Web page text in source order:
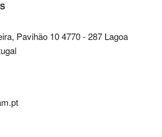
Pavihão 10 4770 - 287 Lagoa